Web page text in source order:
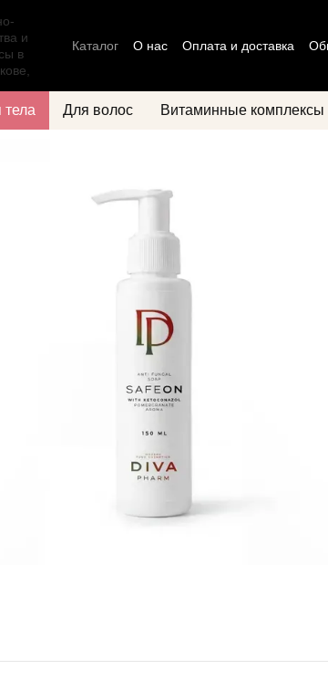
Каталог О нас Оплата и доставка
тела Для волос Витаминные комплексы